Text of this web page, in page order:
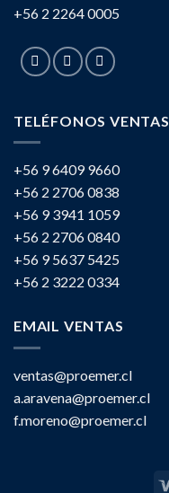
+56 2 2264 0005
TELÉFONOS VENTAS
+56 9 6409 9660
+56 2 2706 0838
+56 9 3941 1059
+56 2 2706 0840
+56 9 5637 5425
+56 2 3222 0334
EMAIL VENTAS
ventas@proemer.cl
a.aravena@proemer.cl
f.moreno@proemer.cl